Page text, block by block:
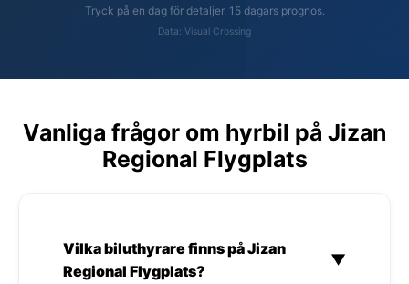
Tryck på en dag för detaljer. 15 dagars prognos.
Data: Visual Crossing
Vanliga frågor om hyrbil på Jizan
Regional Flygplats
Vilka biluthyrare finns på Jizan
Regional Flygplats?
▼